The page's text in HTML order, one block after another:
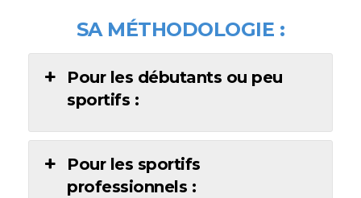
SA MÉTHODOLOGIE :
Pour les débutants ou peu
sportifs :
Pour les sportifs
professionnels :